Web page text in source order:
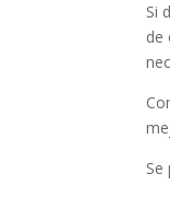
Si
de
Se